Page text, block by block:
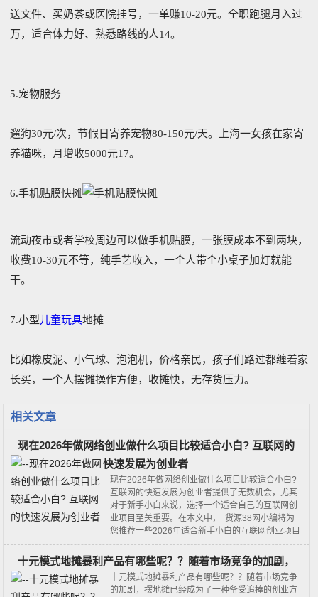
送文件、买奶茶或医院挂号，一单赚10-20元。全职跑腿月入过
万，适合体力好、熟悉路线的人14。
5.宠物服务‌
遛狗30元/次，节假日寄养宠物80-150元/天。上海一女孩在家寄
养猫咪，月增收5000元17。
6.手机贴膜快摊
流动夜市或者学校周边可以做手机贴膜，一张膜成本不到两块，
收费10-30元不等，纯手艺收入，一个人带个小桌子加灯就能
干。
7.小型儿童玩具地摊
比如橡皮泥、小气球、泡泡机，价格亲民，孩子们路过都缠着家
长买，一个人摆摊操作方便，收摊快，无存货压力。
相关文章
现在2026年做网络创业做什么项目比较适合小白? 互联网的
快速发展为创业者
现在2026年做网络创业做什么项目比较适合小白?
互联网的快速发展为创业者提供了无数机会，尤其
对于新手小白来说，选择一个适合自己的互联网创
业项目至关重要。在本文中， 货源38网小编将为
您推荐一些2026年适合新手小白的互联网创业项目
十元模式地摊暴利产品有哪些呢？？随着市场竞争的加剧，
十元模式地摊暴利产品有哪些呢？？随着市场竞争
的加剧，摆地摊已经成为了一种备受追捧的创业方